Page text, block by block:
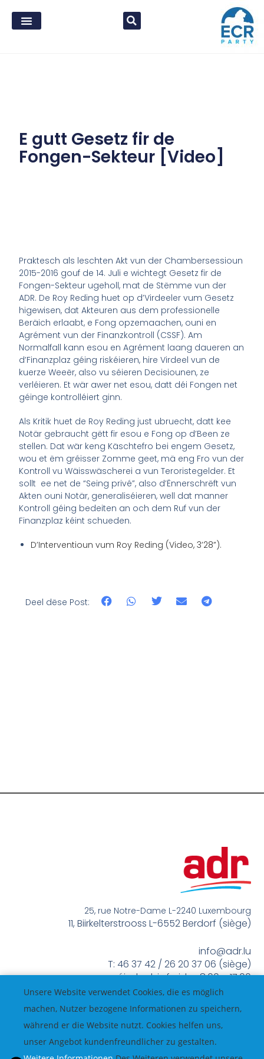
E gutt Gesetz fir de
Fongen-Sekteur [Video]
Praktesch als leschten Akt vun der Chambersessioun
2015-2016 gouf de 14. Juli e wichtegt Gesetz fir de
Fongen-Sekteur ugeholl, mat de Stëmme vun der
ADR. De Roy Reding huet op d’Virdeeler vum Gesetz
higewisen, dat Akteuren aus dem professionelle
Beräich erlaabt, e Fong opzemaachen, ouni en
Agrément vun der Finanzkontroll (CSSF). Am
Normalfall kann esou en Agrément laang daueren an
d’Finanzplaz géing riskéieren, hire Virdeel vun de
kuerze Weeër, also vu séieren Decisiounen, ze
verléieren. Et wär awer net esou, datt déi Fongen net
géinge kontrolléiert ginn.
Als Kritik huet de Roy Reding just ubruecht, datt kee
Notär gebraucht gëtt fir esou e Fong op d’Been ze
stellen. Dat wär keng Käschtefro bei engem Gesetz,
wou et ëm gréisser Zomme geet, mä eng Fro vun der
Kontroll vu Wäisswäscherei a vun Teroristegelder. Et
sollt ee net de “Seing privé”, also d’Ënnerschrëft vun
Akten ouni Notär, generaliséieren, well dat manner
Kontroll géing bedeiten an och dem Ruf vun der
Finanzplaz kéint schueden.
D’Interventioun vum Roy Reding (Video, 3’28”).
Deel dëse Post:
25, rue Notre-Dame L-2240 Luxembourg
11, Biirkelterstrooss L-6552 Berdorf (siège)
info@adr.lu
T: 46 37 42 / 26 20 37 06 (siège)
méindes bis freides 8:00 – 17:00
Unsere Website verwendet Cookies, die es möglich
machen, Nutzer bezogene Informationen zu speichern,
während er die Website nutzt. Cookies helfen uns,
unser Angebot kundenfreundlicher zu gestalten.